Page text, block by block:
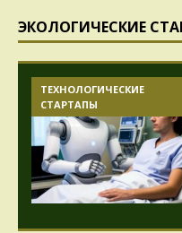
ЭКОЛОГИЧЕСКИЕ
ТЕХНОЛОГИЧЕСКИЕ
СТАРТАПЫ